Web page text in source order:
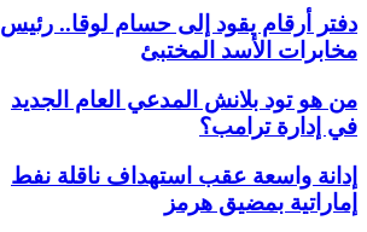
دفتر أرقام يقود إلى حسام لوقا.. رئيس
مخابرات الأسد المختبئ
من هو تود بلانش المدعي العام الجديد
في إدارة ترامب؟
إدانة واسعة عقب استهداف ناقلة نفط
إماراتية بمضيق هرمز